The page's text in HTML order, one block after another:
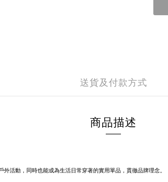
送貨及付款方式
商品描述
活動，同時也能成為生活日常穿著的實用單品，貫徹品牌理念。